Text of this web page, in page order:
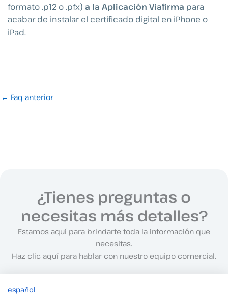
formato .p12 o .pfx) a la Aplicación Viafirma para
acabar de instalar el certificado digital en iPhone o
iPad.
← Faq anterior
¿Tienes preguntas o
necesitas más detalles?
Estamos aquí para brindarte toda la información que
necesitas.
Haz clic aquí para hablar con nuestro equipo comercial.
español